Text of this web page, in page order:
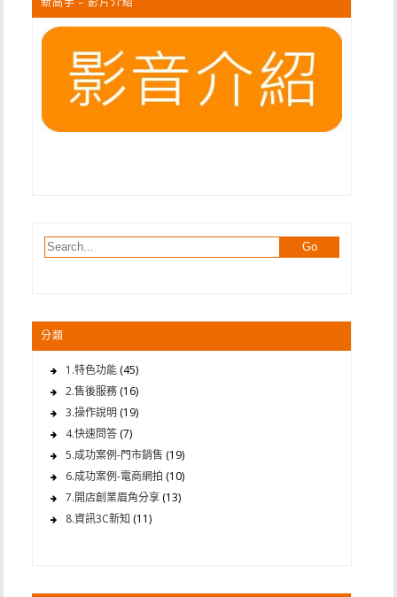
分類
1.特色功能(45)
2.售後服務(16)
3.操作說明(19)
4.快速問答(7)
5.成功案例-門市銷售 (19)
6.成功案例-電商網拍 (10)
7.開店創業眉角分享(13)
8.資訊3C新知 (11)